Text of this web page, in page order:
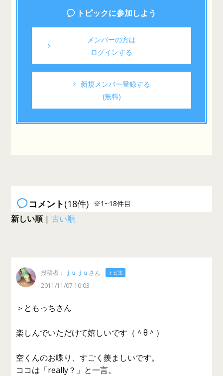
トピックに参加しよう
メンバーの方は
ログインする
新規メンバー登録する
(無料)
コメント(18件) ※1~18件目
新しい順|古い順
投稿者： ｊｕｊｕ さん トピ主
2011/11/07 10:03
＞ともっちさん
楽しんでいただけて嬉しいです（＾θ＾）
空くんのお喋り、すごく羨ましいです。
ココは「really？」と一言。